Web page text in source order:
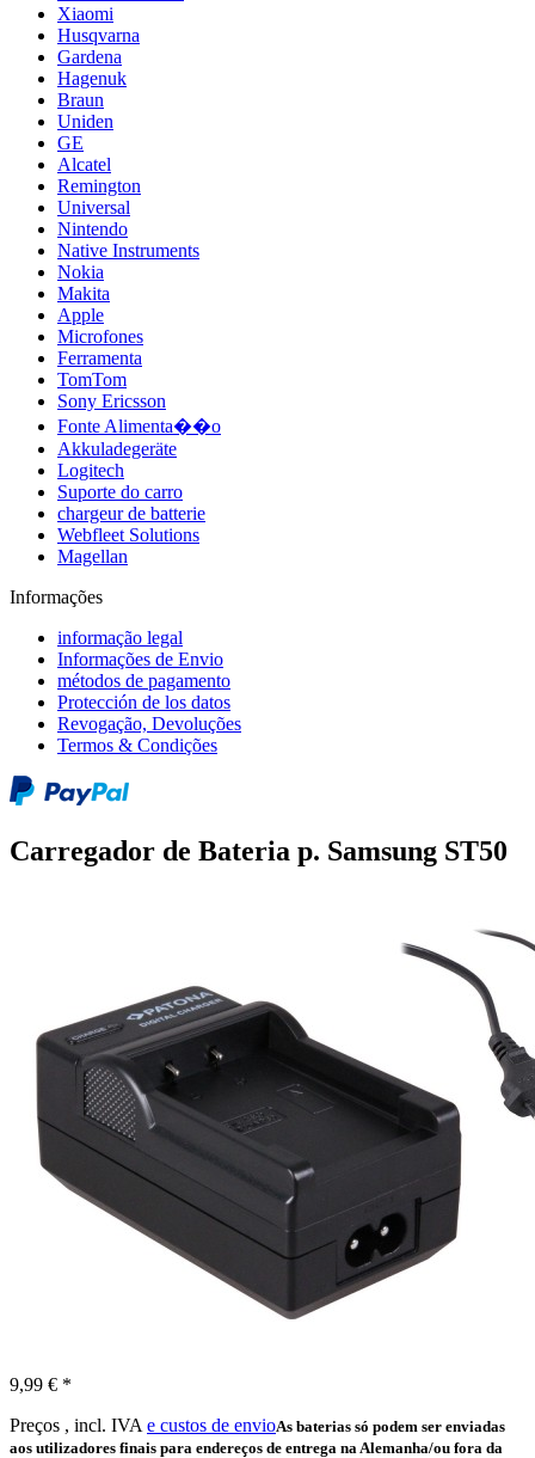
Xiaomi
Husqvarna
Gardena
Hagenuk
Braun
Uniden
GE
Alcatel
Remington
Universal
Nintendo
Native Instruments
Nokia
Makita
Apple
Microfones
Ferramenta
TomTom
Sony Ericsson
Fonte Alimenta��o
Akkuladegeräte
Logitech
Suporte do carro
chargeur de batterie
Webfleet Solutions
Magellan
Informações
informação legal
Informações de Envio
métodos de pagamento
Protección de los datos
Revogação, Devoluções
Termos & Condições
Carregador de Bateria p. Samsung ST50
9,99 € *
Preços , incl. IVA e custos de envioAs baterias só podem ser enviadas
aos utilizadores finais para endereços de entrega na Alemanha/ou fora da